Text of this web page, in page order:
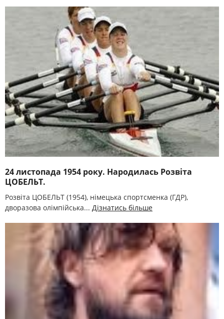
24 листопада 1954 року. Народилась Розвіта
ЦОБЕЛЬТ.
Розвіта ЦОБЕЛЬТ (1954), німецька спортсменка (ГДР),
дворазова олімпійська... Дізнатись більше